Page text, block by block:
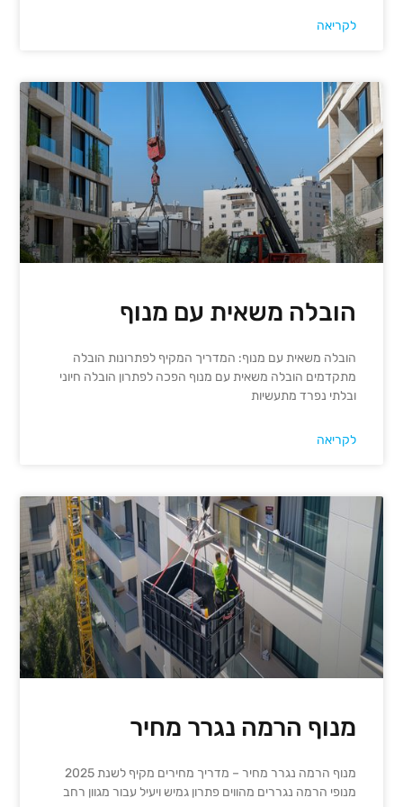
לקריאה
הובלה משאית עם מנוף
הובלה משאית עם מנוף: המדריך המקיף לפתרונות הובלה
מתקדמים הובלה משאית עם מנוף הפכה לפתרון הובלה חיוני
ובלתי נפרד מתעשיות
לקריאה
מנוף הרמה נגרר מחיר
מנוף הרמה נגרר מחיר – מדריך מחירים מקיף לשנת 2025
מנופי הרמה נגררים מהווים פתרון גמיש ויעיל עבור מגוון רחב